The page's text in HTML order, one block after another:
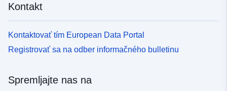
dogodka:
Kontakt
Kontaktovať tím European Data Portal
Registrovať sa na odber informačného bulletinu
Spremljajte nas na